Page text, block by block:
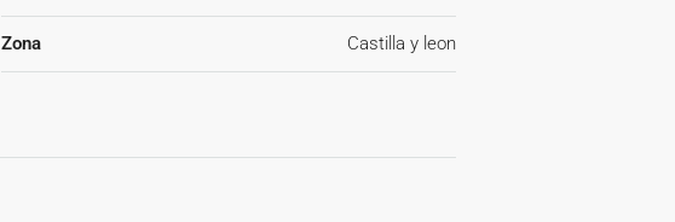
Zona Castilla y leon